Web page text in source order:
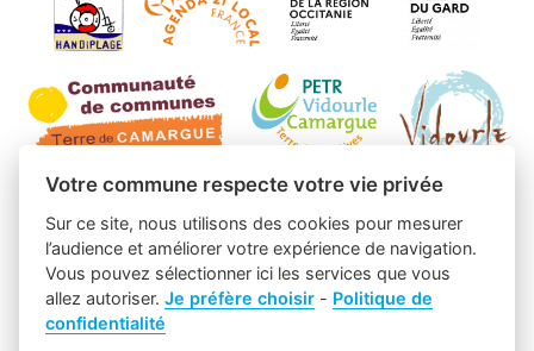
Votre commune respecte votre vie privée
Sur ce site, nous utilisons des cookies pour mesurer
l’audience et améliorer votre expérience de navigation.
Vous pouvez sélectionner ici les services que vous
allez autoriser.Je préfère choisir - Politique de
confidentialité